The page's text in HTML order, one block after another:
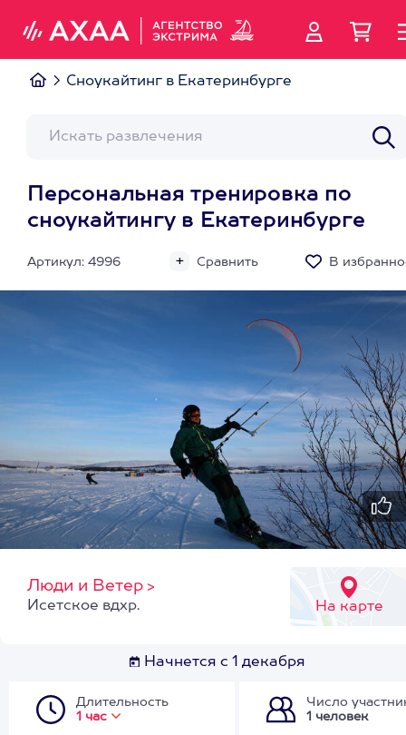
Сноукайтинг в Екатеринбурге
Персональная тренировка по
сноукайтингу в Екатеринбурге
Артикул: 4996 Сравнить В
Люди и Ветер >
На карте
Исетское вдхр.
Начнется с 1 декабря
Длительность
1 час
Число
1 человек